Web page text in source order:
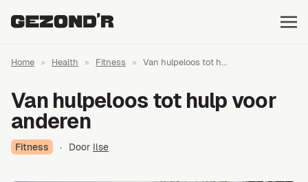
Home » Health » Fitness » Van hulpeloos tot h...
Van hulpeloos tot hulp voor
anderen
Fitness · Door Ilse